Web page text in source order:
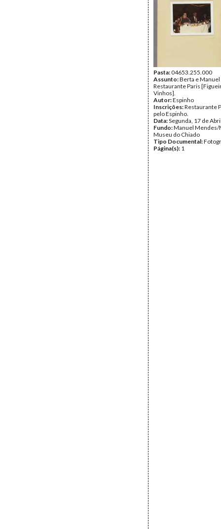
Pasta:04653.255.000
Assunto:Berta e
Restaurante Paris
Vinhos].
Autor:Espinho
Inscrições:Restaurante
pelo Espinho.
Data:Segunda, 17 de
Fundo:Manuel Mendes/
Museu do Chiado
Tipo Documental:
Página(s): 1